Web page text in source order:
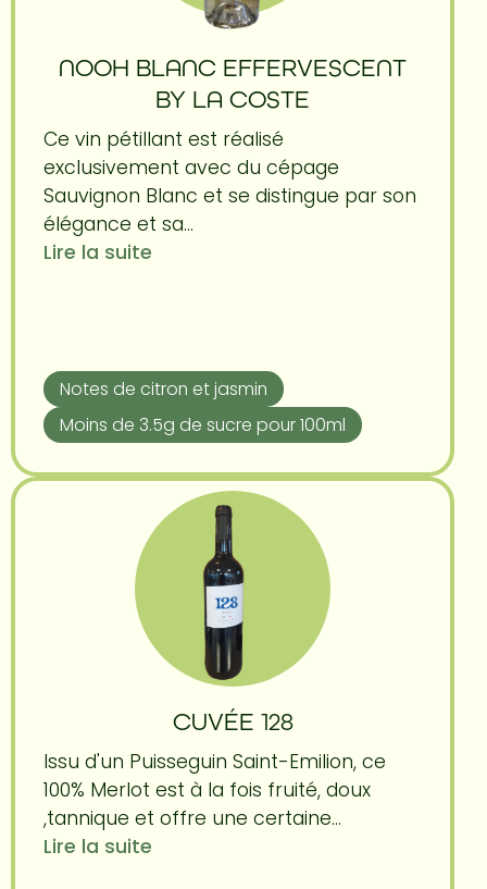
NOOH BLANC EFFERVESCENT
BY LA COSTE
Ce vin pétillant est réalisé
exclusivement avec du cépage
Sauvignon Blanc et se distingue par son
élégance et sa...
Lire la suite
Notes de citron et jasmin
Moins de 3.5g de sucre pour 100ml
CUVÉE 128
Issu d'un Puisseguin Saint-Emilion, ce
100% Merlot est à la fois fruité, doux
,tannique et offre une certaine...
Lire la suite